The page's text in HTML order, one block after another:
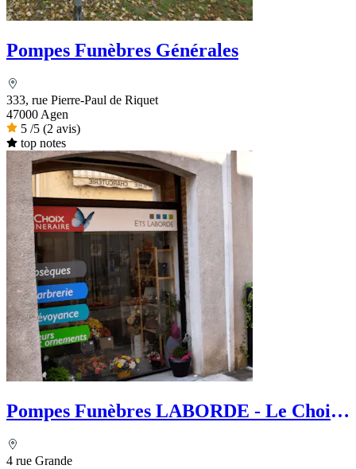
Pompes Funèbres Générales
333, rue Pierre-Paul de Riquet
47000 Agen
5 /5 (2 avis)
top notes
Pompes Funèbres LABORDE - Le Choix
4 rue Grande